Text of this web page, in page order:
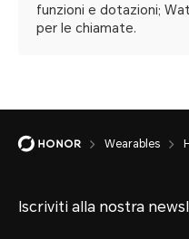
funzioni e dotazioni;
per le chiamate.
Wearables
Iscriviti alla nostra